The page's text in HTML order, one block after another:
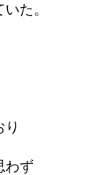
た。
わず